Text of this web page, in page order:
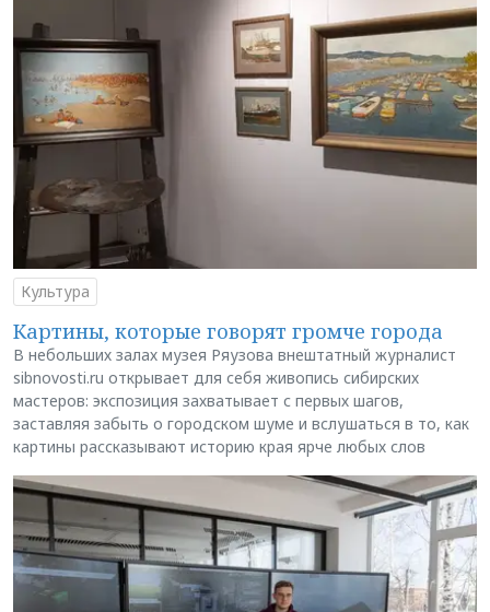
Культура
Картины, которые говорят громче города
В небольших залах музея Ряузова внештатный журналист
sibnovosti.ru открывает для себя живопись сибирских
мастеров: экспозиция захватывает с первых шагов,
заставляя забыть о городском шуме и вслушаться в то, как
картины рассказывают историю края ярче любых слов